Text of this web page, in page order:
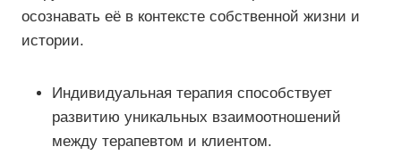
осознавать её в контексте собственной жизни и
истории.
Индивидуальная терапия способствует
развитию уникальных взаимоотношений
между терапевтом и клиентом.